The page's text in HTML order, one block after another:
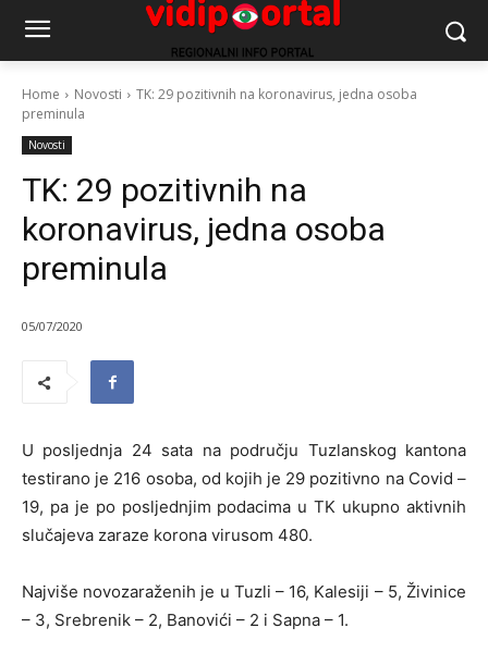
Home Novosti
TK: 29 pozitivnih na koronavirus, jedna osoba
preminula
Novosti
TK: 29 pozitivnih na
koronavirus, jedna osoba
preminula
05/07/2020
U posljednja 24 sata na području Tuzlanskog kantona
testirano je 216 osoba, od kojih je 29 pozitivno na Covid –
19, pa je po posljednjim podacima u TK ukupno aktivnih
slučajeva zaraze korona virusom 480.
Najviše novozaraženih je u Tuzli – 16, Kalesiji – 5, Živinice
– 3, Srebrenik – 2, Banovići – 2 i Sapna – 1.